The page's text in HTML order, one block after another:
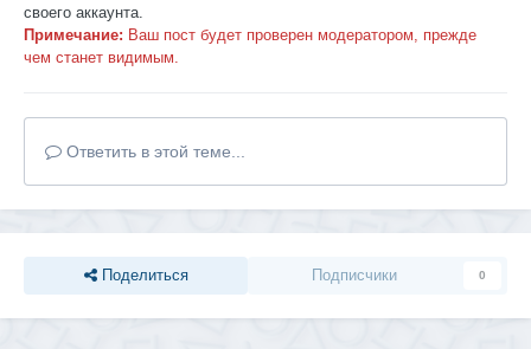
своего аккаунта.
Примечание: Ваш пост будет проверен модератором, прежде
чем станет видимым.
Ответить в этой теме...
Поделиться Подписчики 0